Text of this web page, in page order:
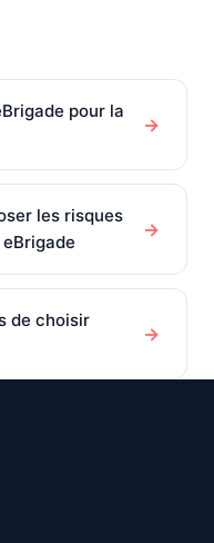
pour la
→
les risques
→
de choisir
→